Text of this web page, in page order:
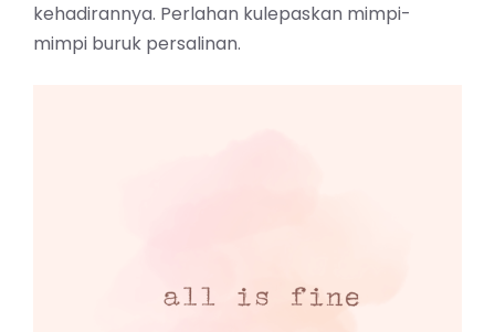
kehadirannya. Perlahan kulepaskan mimpi-
mimpi buruk persalinan.